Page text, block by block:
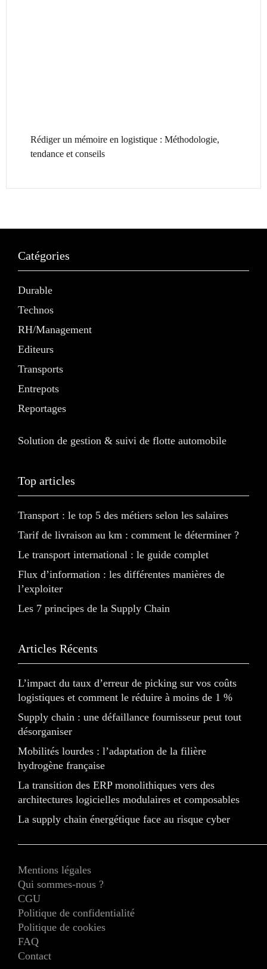
Rédiger un mémoire en logistique : Méthodologie,
tendance et conseils
Catégories
Durable
Technos
RH/Management
Editeurs
Transports
Entrepots
Reportages
Solution de gestion & suivi de flotte automobile
Top articles
Transport : le top 5 des métiers selon les salaires
Tarif de livraison au km : comment le déterminer ?
Le transport international : le guide complet
Flux d’information : les différentes manières de
l’exploiter
Les 7 principes de la Supply Chain
Articles Récents
L’impact du taux d’erreur de picking sur vos coûts
logistiques et comment le réduire à moins de 1 %
Supply chain : une défaillance fournisseur peut tout
désorganiser
Mobilités lourdes : l’adaptation de la filière
hydrogène française
La transition des ERP monolithiques vers des
architectures logicielles modulaires et composables
La supply chain énergétique face au risque cyber
Mentions légales
Qui sommes-nous ?
CGU
Politique de confidentialité
Politique de cookies
FAQ
Contact